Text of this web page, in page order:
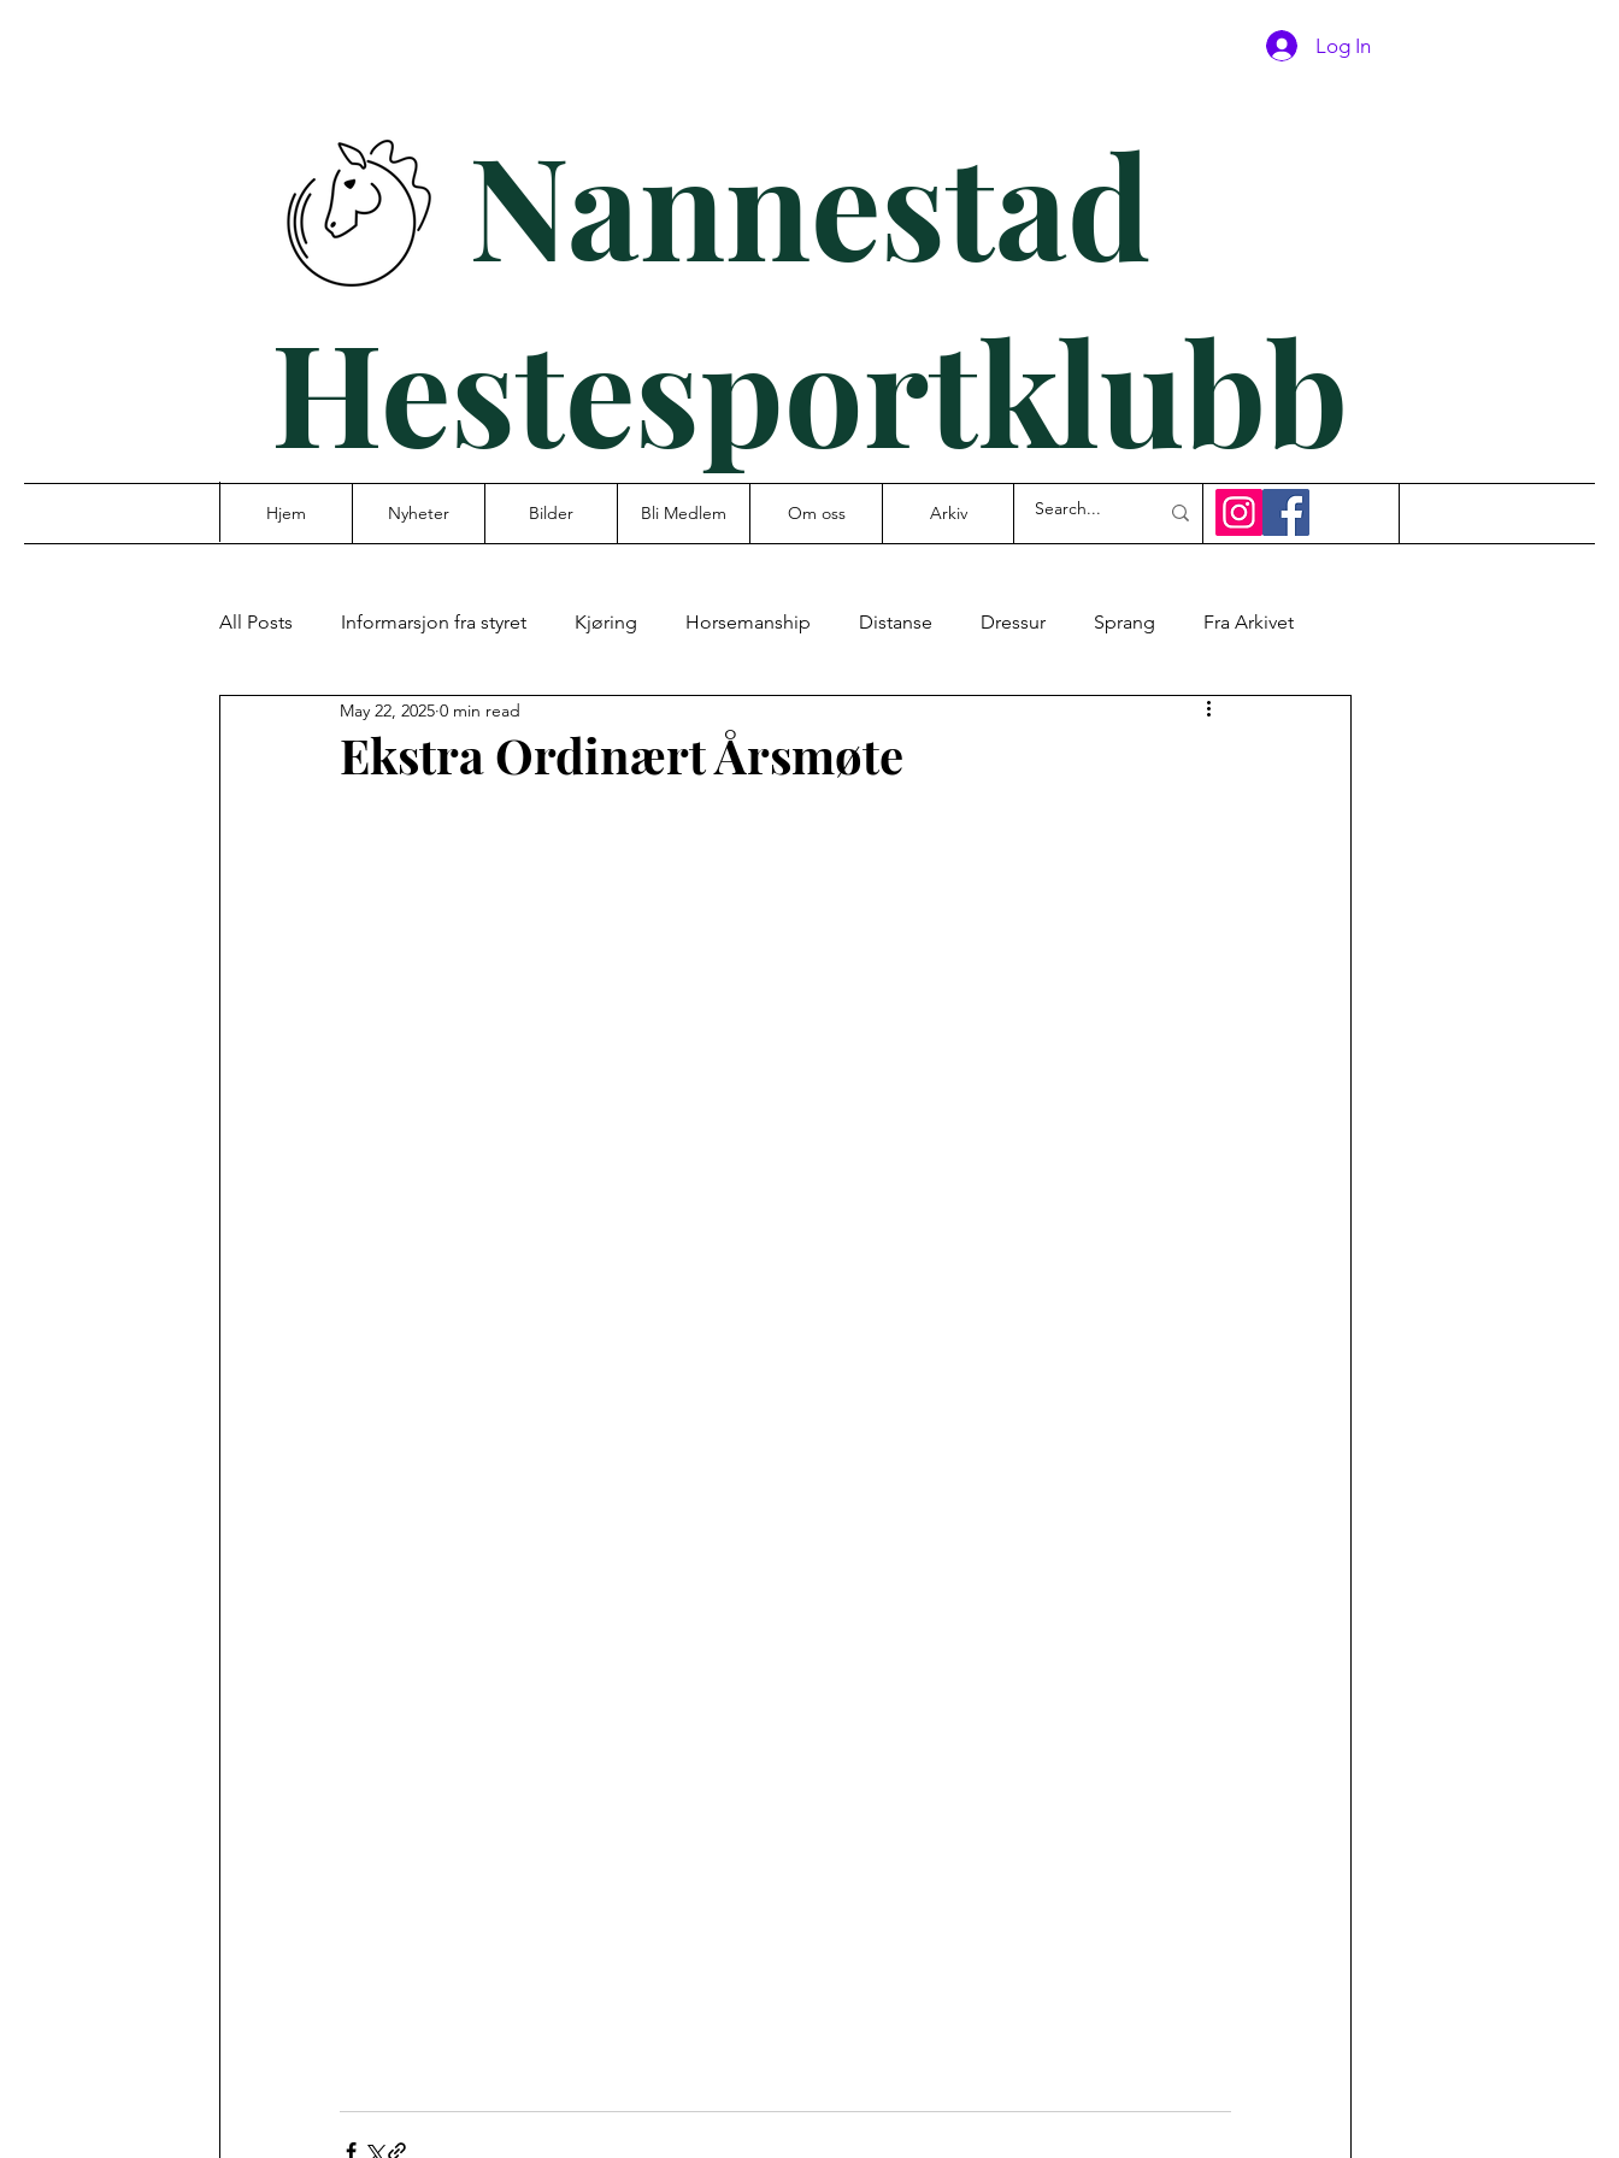
Log In
Nannestad
Hestesportklubb
Hjem Nyheter Bilder Bli Medlem Om oss Arkiv
All Posts Informarsjon fra styret Kjøring Horsemanship Distanse Dressur Sprang Fra Arkivet
Ekstra Ordinært Årsmøte
May 22, 2025 0 min read